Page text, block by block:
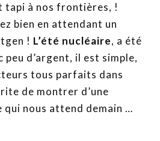
tapi à nos frontières, !
bien en attendant un
! L’été nucléaire, a été
d’argent, il est simple,
tous parfaits dans
de montrer d’une
qui nous attend demain …